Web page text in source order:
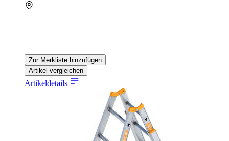
Zur Merkliste hinzufügen
Artikel vergleichen
Artikeldetails